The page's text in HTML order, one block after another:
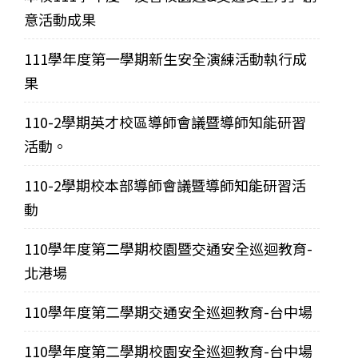
意活動成果
111學年度第一學期新生安全演練活動執行成
果
110-2學期英才校區導師會議暨導師知能研習
活動。
110-2學期校本部導師會議暨導師知能研習活
動
110學年度第二學期校園暨交通安全巡迴教育-
北港場
110學年度第二學期交通安全巡迴教育-台中場
110學年度第二學期校園安全巡迴教育-台中場